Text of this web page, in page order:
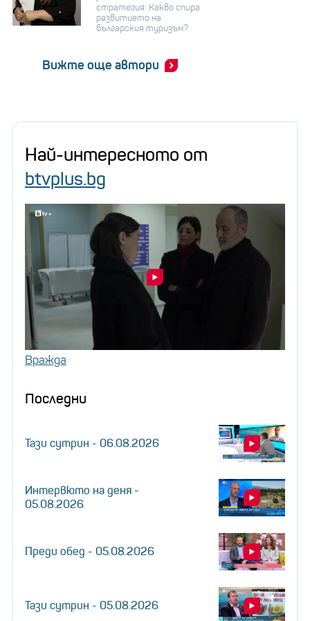
стратегия: Какво спира
развитието на
българския туризъм?
Вижте още автори
Най-интересното от
btvplus.bg
Вражда
Последни
Тази сутрин - 06.08.2026
Интервюто на деня -
05.08.2026
Преди обед - 05.08.2026
Тази сутрин - 05.08.2026